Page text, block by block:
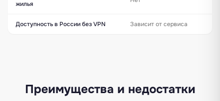
жилья
Доступность в России без VPN Зависит от сервиса
Преимущества и недостатки